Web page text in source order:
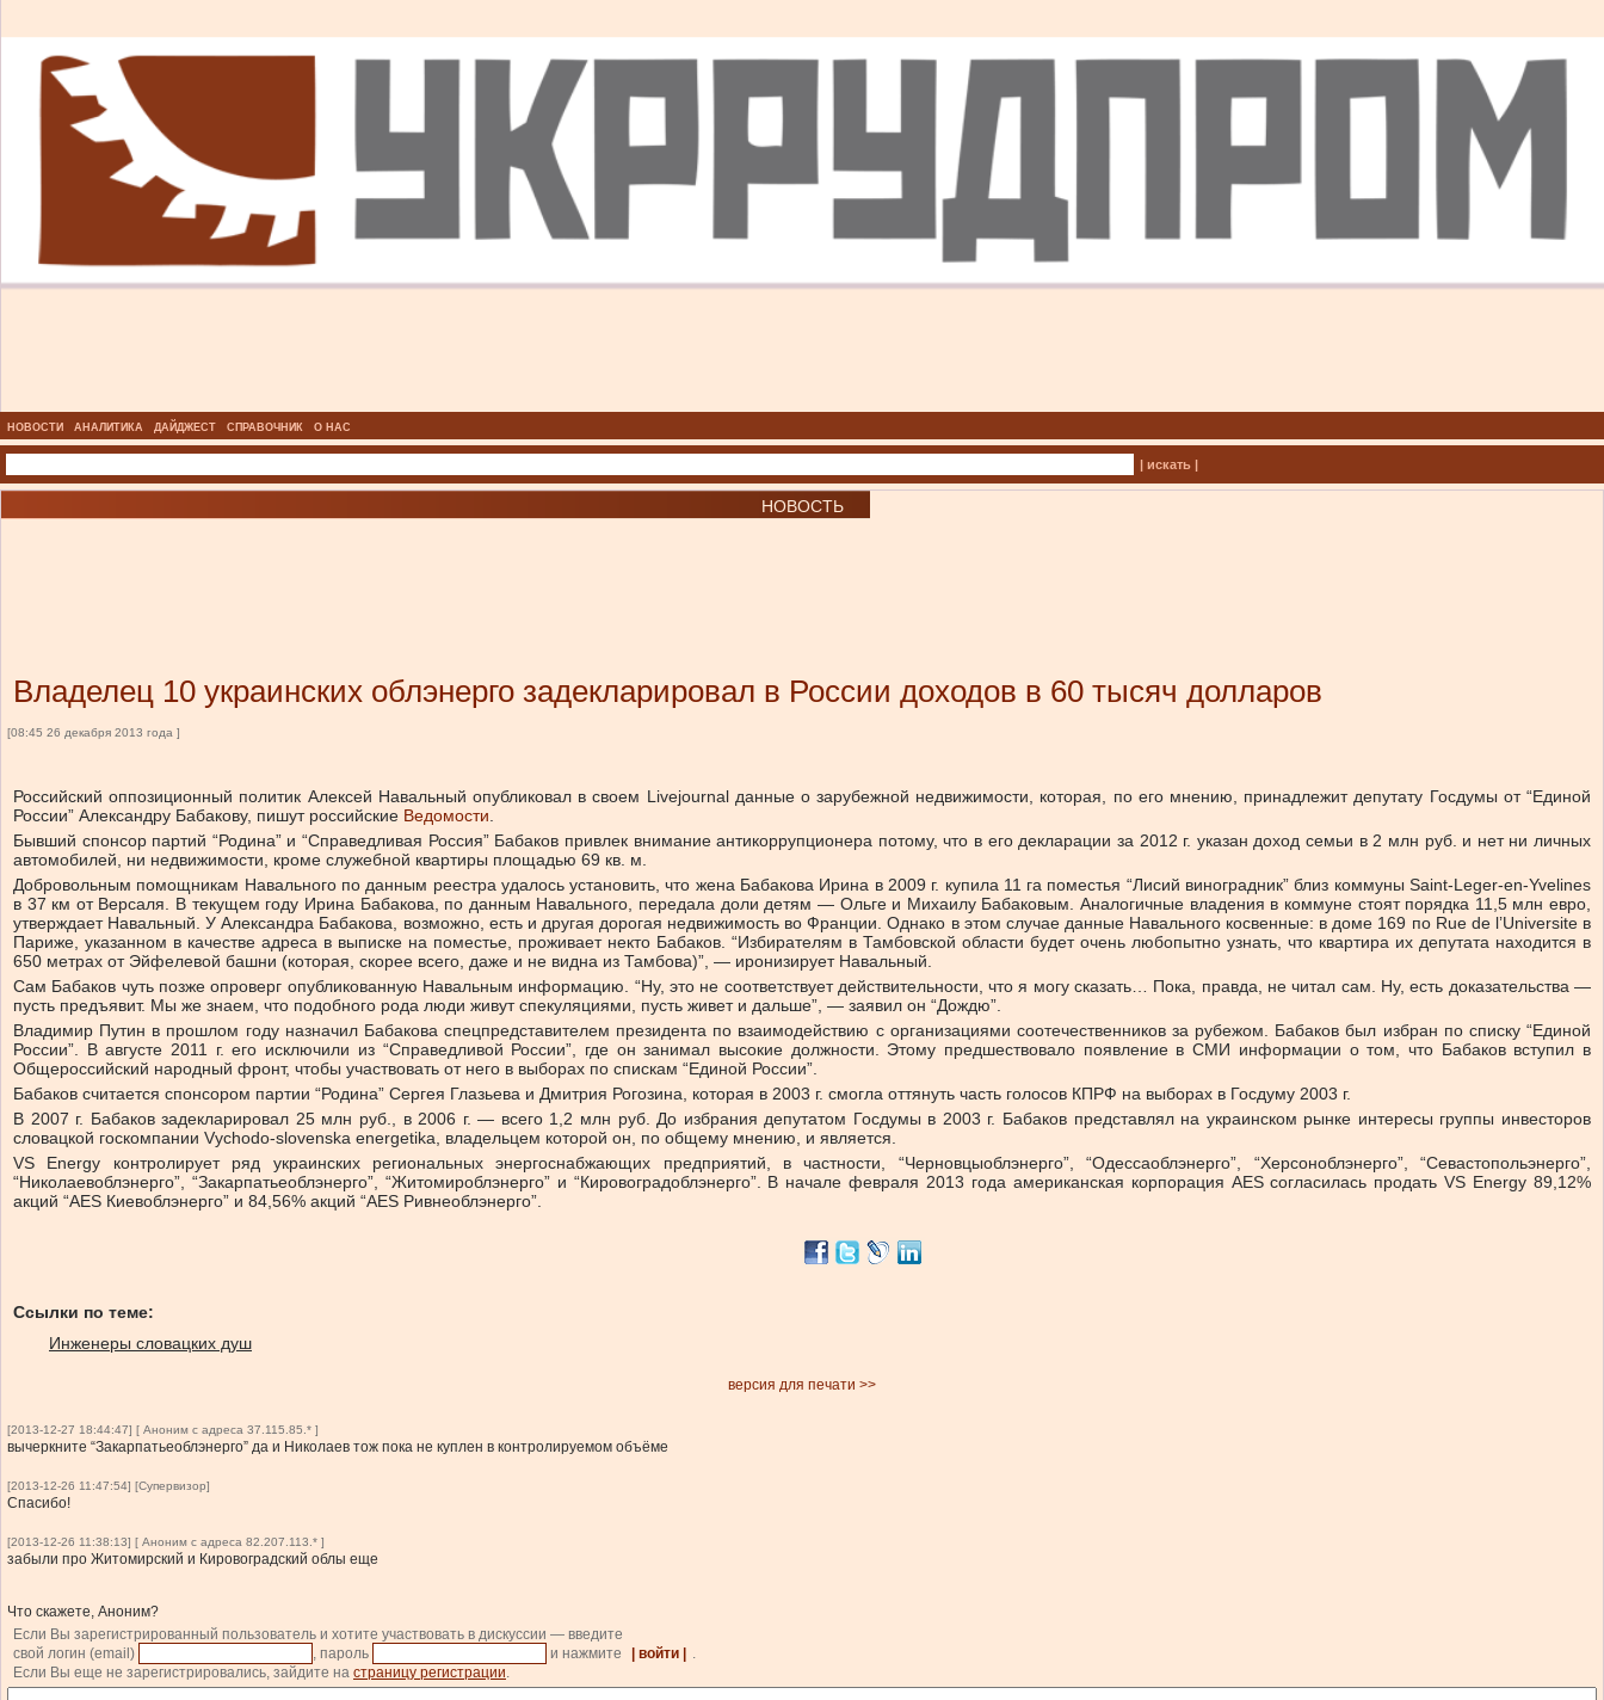
НОВОСТИ АНАЛИТИКА ДАЙДЖЕСТ СПРАВОЧНИК О НАС
| искать |
НОВОСТЬ
Владелец 10 украинских облэнерго задекларировал в России доходов в 60 тысяч долларов
[08:45 26 декабря 2013 года ]
Российский оппозиционный политик Алексей Навальный опубликовал в своем Livejournal данные о зарубежной недвижимости, которая, по его мнению, принадлежит депутату Госдумы от “Единой
России” Александру Бабакову, пишут российские Ведомости
Бывший спонсор партий “Родина” и “Справедливая Россия” Бабаков привлек внимание антикоррупционера потому, что в его декларации за 2012 г. указан доход семьи в 2 млн руб. и нет ни личных
автомобилей, ни недвижимости, кроме служебной квартиры площадью 69 кв. м.
Добровольным помощникам Навального по данным реестра удалось установить, что жена Бабакова Ирина в 2009 г. купила 11 га поместья “Лисий виноградник” близ коммуны Saint-Leger-en-Yvelines
в 37 км от Версаля. В текущем году Ирина Бабакова, по данным Навального, передала доли детям — Ольге и Михаилу Бабаковым. Аналогичные владения в коммуне стоят порядка 11,5 млн евро,
утверждает Навальный. У Александра Бабакова, возможно, есть и другая дорогая недвижимость во Франции. Однако в этом случае данные Навального косвенные: в доме 169 по Rue de l’Universitе в
Париже, указанном в качестве адреса в выписке на поместье, проживает некто Бабаков. “Избирателям в Тамбовской области будет очень любопытно узнать, что квартира их депутата находится в
650 метрах от Эйфелевой башни (которая, скорее всего, даже и не видна из Тамбова)”, — иронизирует Навальный.
Сам Бабаков чуть позже опроверг опубликованную Навальным информацию. “Ну, это не соответствует действительности, что я могу сказать… Пока, правда, не читал сам. Ну, есть доказательства —
пусть предъявит. Мы же знаем, что подобного рода люди живут спекуляциями, пусть живет и дальше”, — заявил он “Дождю”.
Владимир Путин в прошлом году назначил Бабакова спецпредставителем президента по взаимодействию с организациями соотечественников за рубежом. Бабаков был избран по списку “Единой
России”. В августе 2011 г. его исключили из “Справедливой России”, где он занимал высокие должности. Этому предшествовало появление в СМИ информации о том, что Бабаков вступил в
Общероссийский народный фронт, чтобы участвовать от него в выборах по спискам “Единой России”.
Бабаков считается спонсором партии “Родина” Сергея Глазьева и Дмитрия Рогозина, которая в 2003 г. смогла оттянуть часть голосов КПРФ на выборах в Госдуму 2003 г.
В 2007 г. Бабаков задекларировал 25 млн руб., в 2006 г. — всего 1,2 млн руб. До избрания депутатом Госдумы в 2003 г. Бабаков представлял на украинском рынке интересы группы инвесторов
словацкой госкомпании Vуchodo-slovenska energetika, владельцем которой он, по общему мнению, и является.
VS Energy контролирует ряд украинских региональных энергоснабжающих предприятий, в частности, “Черновцыоблэнерго”, “Одессаоблэнерго”, “Херсоноблэнерго”, “Севастопольэнерго”,
“Николаевоблэнерго”, “Закарпатьеоблэнерго”, “Житомироблэнерго” и “Кировоградоблэнерго”. В начале февраля 2013 года американская корпорация AES согласилась продать VS Energy 89,12%
акций “AES Киевоблэнерго” и 84,56% акций “AES Ривнеоблэнерго”.
Ссылки по теме:
Инженеры словацких душ
версия для печати >>
[2013-12-27 18:44:47] [ Аноним с адреса 37.115.85.* ]
вычеркните “Закарпатьеоблэнерго” да и Николаев тож пока не куплен в контролируемом объёме
[2013-12-26 11:47:54] [Супервизор]
Спасибо!
[2013-12-26 11:38:13] [ Аноним с адреса 82.207.113.* ]
забыли про Житомирский и Кировоградский облы еще
Что скажете, Аноним?
Если Вы зарегистрированный пользователь и хотите участвовать в дискуссии — введите
свой логин (email)
, пароль и нажмите | войти |
.
Если Вы еще не зарегистрировались, зайдите на страницу регистрации.